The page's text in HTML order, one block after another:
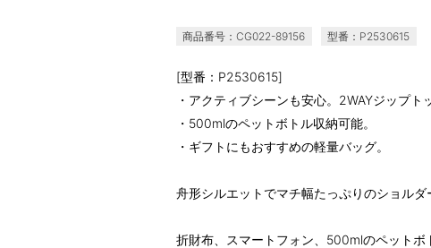
商品番号：CG022-89156 型番：P2530615
[型番：P2530615]
・アクティブシーンも安心。2WAYジップト
・500mlのペットボトル収納可能。
・ギフトにもおすすめの軽量バッグ。
舟形シルエットでマチ幅たっぷりのショルダ
折財布、スマートフォン、500mlのペットボ